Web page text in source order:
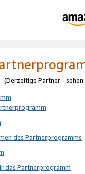
Partner - sehen
des Partnerprogramms
das Partnerprogramm